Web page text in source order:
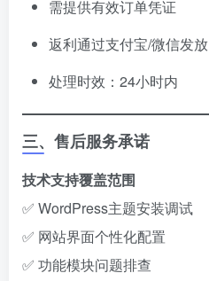
需提供有效订单凭证
返利通过支付宝/微信发放
处理时效：24小时内
三、售后服务承诺
技术支持覆盖范围
✅ WordPress主题安装调试
✅ 网站界面个性化配置
✅ 功能模块问题排查